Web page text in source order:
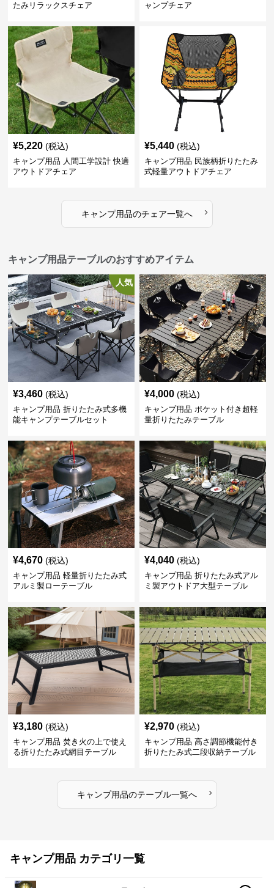
たみリラックスチェア
ャンプチェア
¥5,220 (税込)
キャンプ用品 人間工学設計 快適
アウトドアチェア
¥5,440 (税込)
キャンプ用品 民族柄折りたたみ
式軽量アウトドアチェア
キャンプ用品のチェア一覧へ ›
キャンプ用品テーブルのおすすめアイテム
人気
¥3,460 (税込)
キャンプ用品 折りたたみ式多機
能キャンプテーブルセット
¥4,000 (税込)
キャンプ用品 ポケット付き超軽
量折りたたみテーブル
¥4,670 (税込)
キャンプ用品 軽量折りたたみ式
アルミ製ローテーブル
¥4,040 (税込)
キャンプ用品 折りたたみ式アル
ミ製アウトドア大型テーブル
¥3,180 (税込)
キャンプ用品 焚き火の上で使え
る折りたたみ式網目テーブル
¥2,970 (税込)
キャンプ用品 高さ調節機能付き
折りたたみ式二段収納テーブル
キャンプ用品のテーブル一覧へ ›
キャンプ用品 カテゴリ一覧